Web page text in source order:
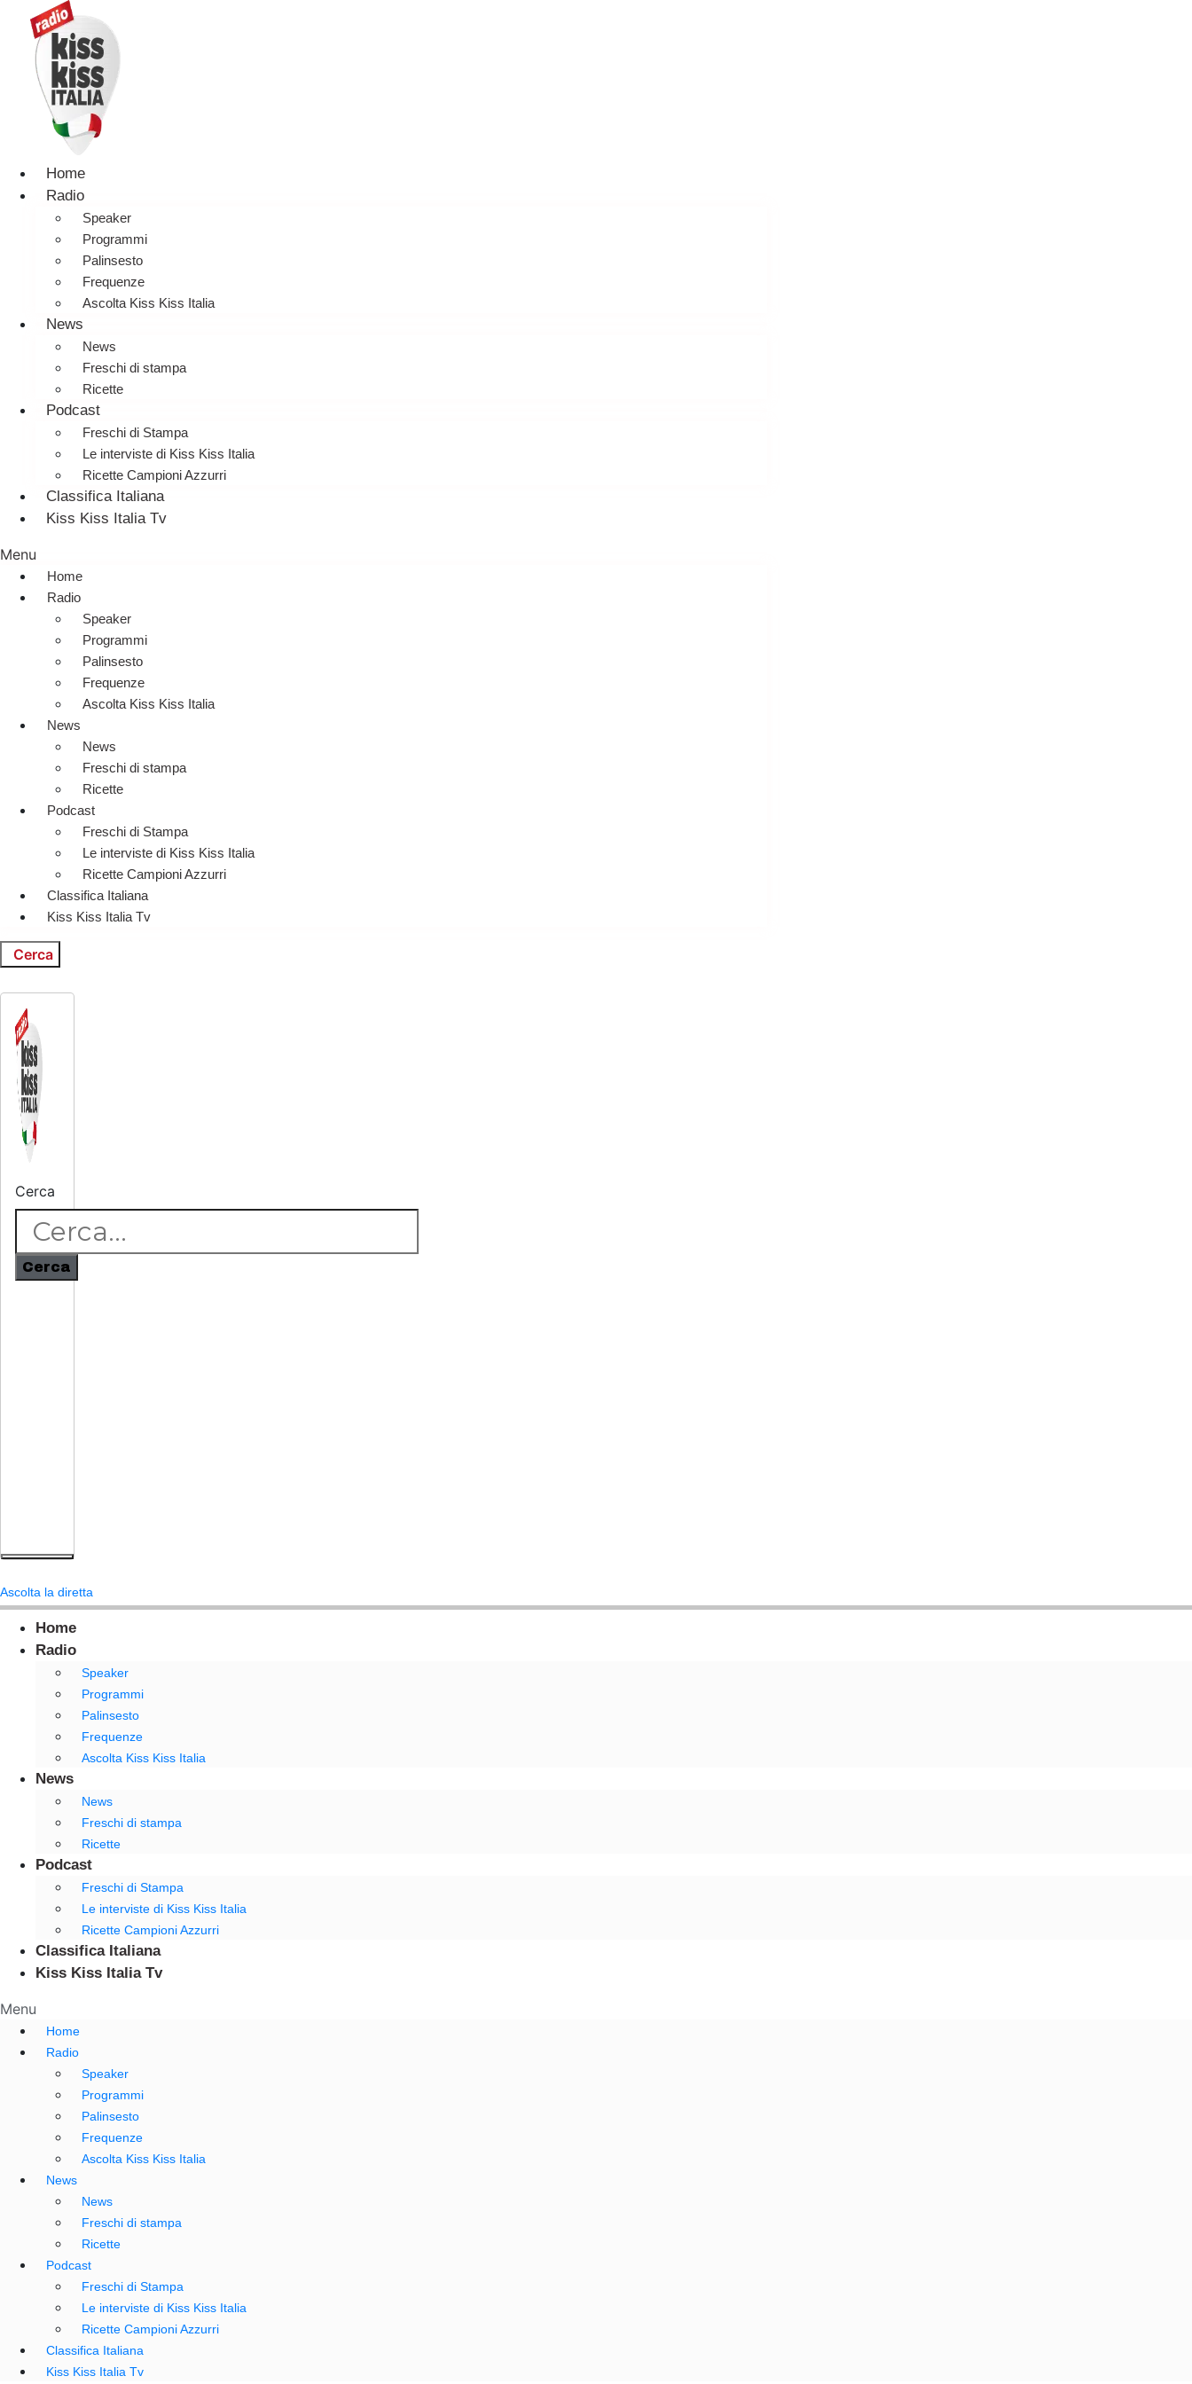
Home
Radio
Speaker
Programmi
Palinsesto
Frequenze
Ascolta Kiss Kiss Italia
News
News
Freschi di stampa
Ricette
Podcast
Freschi di Stampa
Le interviste di Kiss Kiss Italia
Ricette Campioni Azzurri
Classifica Italiana
Kiss Kiss Italia Tv
Menu
Home
Radio
Speaker
Programmi
Palinsesto
Frequenze
Ascolta Kiss Kiss Italia
News
News
Freschi di stampa
Ricette
Podcast
Freschi di Stampa
Le interviste di Kiss Kiss Italia
Ricette Campioni Azzurri
Classifica Italiana
Kiss Kiss Italia Tv
Cerca
Cerca
Cerca
Ascolta la diretta
Home
Radio
Speaker
Programmi
Palinsesto
Frequenze
Ascolta Kiss Kiss Italia
News
News
Freschi di stampa
Ricette
Podcast
Freschi di Stampa
Le interviste di Kiss Kiss Italia
Ricette Campioni Azzurri
Classifica Italiana
Kiss Kiss Italia Tv
Menu
Home
Radio
Speaker
Programmi
Palinsesto
Frequenze
Ascolta Kiss Kiss Italia
News
News
Freschi di stampa
Ricette
Podcast
Freschi di Stampa
Le interviste di Kiss Kiss Italia
Ricette Campioni Azzurri
Classifica Italiana
Kiss Kiss Italia Tv